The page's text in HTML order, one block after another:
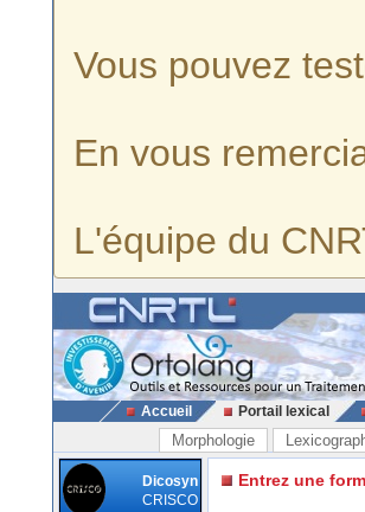
Vous pouvez
En vous
L'équipe du
Accueil Portail lexical
Morphologie
Dicosyn
CRISCO
Entrez une